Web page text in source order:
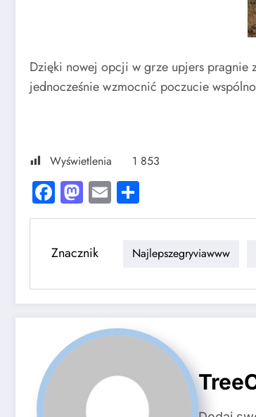
Dzięki nowej opcji w grze upjers pragnie
jednocześnie wzmocnić poczucie
Wyświetlenia 1 853
Facebook
Mastodon
Email
Znacznik Najlepszegryviawww